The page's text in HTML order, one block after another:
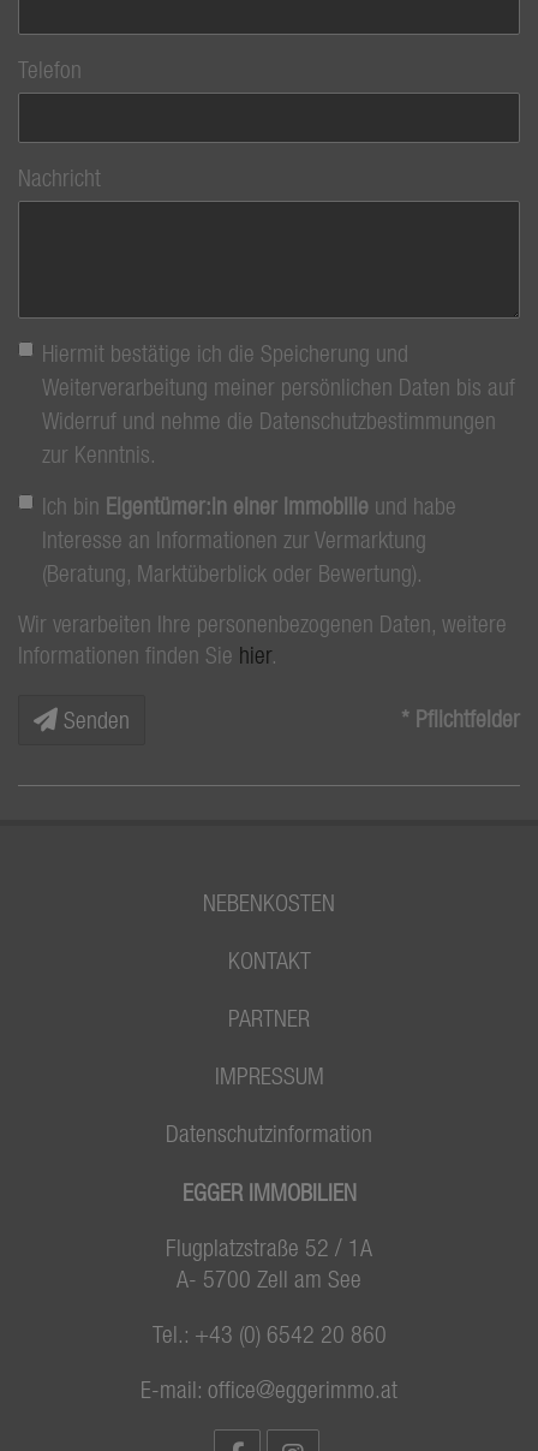
Telefon
Nachricht
Hiermit bestätige ich die Speicherung und
Weiterverarbeitung meiner persönlichen Daten bis auf
Widerruf und nehme die Datenschutzbestimmungen
zur Kenntnis.
Ich bin Eigentümer:in einer Immobilie und habe
Interesse an Informationen zur Vermarktung
(Beratung, Marktüberblick oder Bewertung).
Wir verarbeiten Ihre personenbezogenen Daten, weitere
Informationen finden Sie hier.
Senden * Pflichtfelder
NEBENKOSTEN
KONTAKT
PARTNER
IMPRESSUM
Datenschutzinformation
EGGER IMMOBILIEN
Flugplatzstraße 52 / 1A
A- 5700 Zell am See
Tel.: +43 (0) 6542 20 860
E-mail: office@eggerimmo.at